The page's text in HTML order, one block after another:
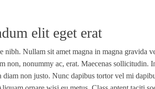
elit eget erat
nibh. Nullam sit amet magna in magna gravida
non, nonummy ac, erat. Maecenas sollicitudin.
non justo. Nunc dapibus tortor vel mi